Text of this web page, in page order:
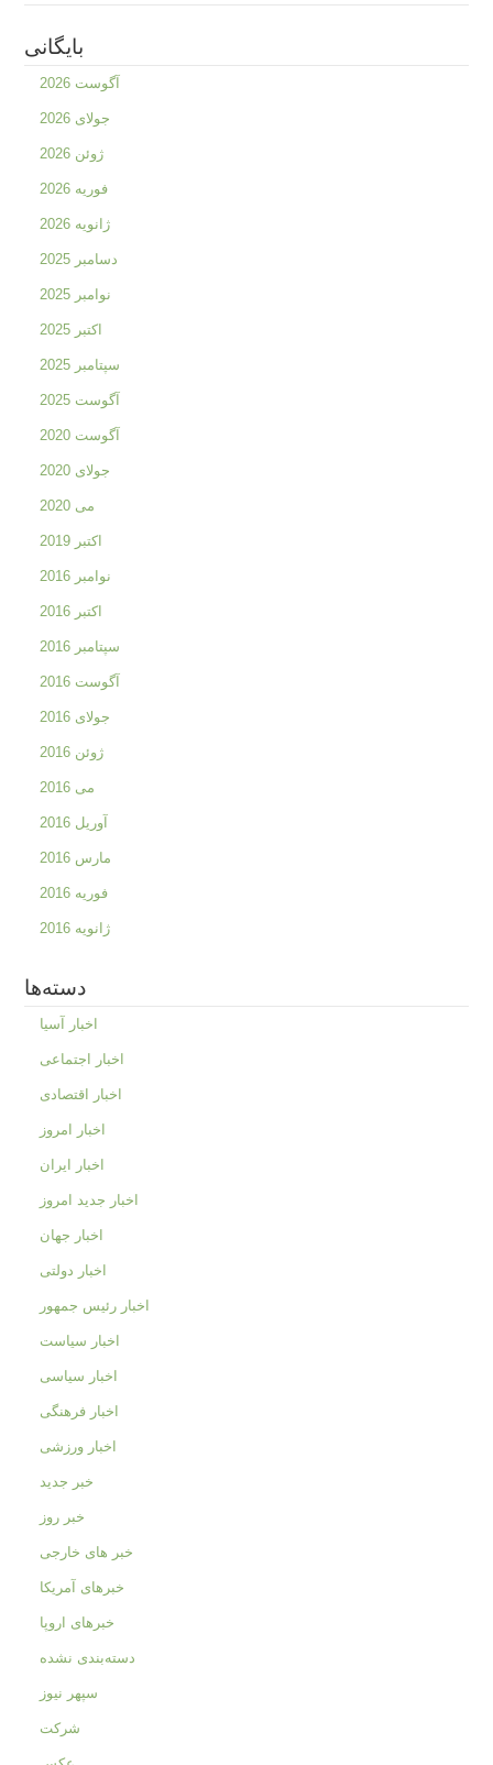
بایگانی
آگوست 2026
جولای 2026
ژوئن 2026
فوریه 2026
ژانویه 2026
دسامبر 2025
نوامبر 2025
اکتبر 2025
سپتامبر 2025
آگوست 2025
آگوست 2020
جولای 2020
می 2020
اکتبر 2019
نوامبر 2016
اکتبر 2016
سپتامبر 2016
آگوست 2016
جولای 2016
ژوئن 2016
می 2016
آوریل 2016
مارس 2016
فوریه 2016
ژانویه 2016
دسته‌ها
اخبار آسیا
اخبار اجتماعی
اخبار اقتصادی
اخبار امروز
اخبار ایران
اخبار جدید امروز
اخبار جهان
اخبار دولتی
اخبار رئیس جمهور
اخبار سیاست
اخبار سیاسی
اخبار فرهنگی
اخبار ورزشی
خبر جدید
خبر روز
خبر های خارجی
خبرهای آمریکا
خبرهای اروپا
دسته‌بندی نشده
سپهر نیوز
شرکت